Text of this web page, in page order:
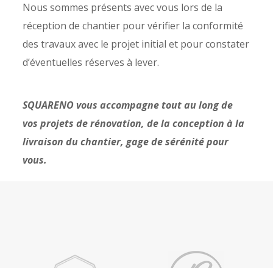
Nous sommes présents avec vous lors de la
réception de chantier pour vérifier la conformité
des travaux avec le projet initial et pour constater
d’éventuelles réserves à lever.
SQUARENO vous accompagne tout au long de
vos projets de rénovation, de la conception à la
livraison du chantier, gage de sérénité pour
vous.